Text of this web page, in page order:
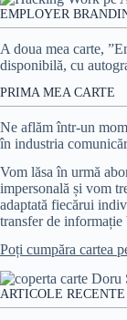
EMPLOYER
A doua mea carte,
disponibilă, cu
PRIMA MEA CARTE
Ne aflăm într-un
în industria
Vom lăsa în urmă
impersonală și vom
adaptată fiecărui
transfer de
Poți cumpăra cartea
ARTICOLE RECENTE